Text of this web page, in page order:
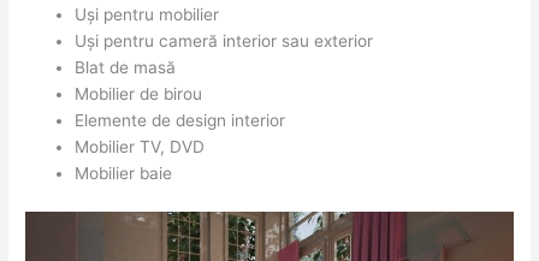
Uși pentru mobilier
Uși pentru cameră interior sau exterior
Blat de masă
Mobilier de birou
Elemente de design interior
Mobilier TV, DVD
Mobilier baie